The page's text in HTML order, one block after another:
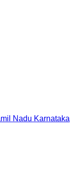
Nadu Karnataka